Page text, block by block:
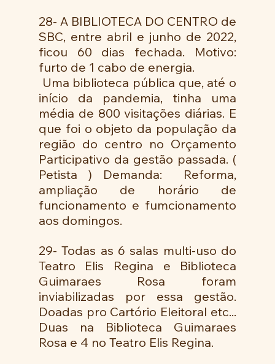
28- A BIBLIOTECA DO CENTRO de
SBC, entre abril e junho de 2022,
ficou 60 dias fechada. Motivo:
furto de 1 cabo de energia.
início da pandemia, tinha uma
média de 800 visitações diárias. E
que foi o objeto da população da
região do centro no Orçamento
Participativo da gestão passada. (
Petista ) Demanda:  Reforma,
ampliação de horário de
funcionamento e fumcionamento
aos domingos.
29- Todas as 6 salas multi-uso do
Teatro Elis Regina e Biblioteca
Guimaraes Rosa foram
inviabilizadas por essa gestão.
Doadas pro Cartório Eleitoral etc...
Duas na Biblioteca Guimaraes
Rosa e 4 no Teatro Elis Regina.